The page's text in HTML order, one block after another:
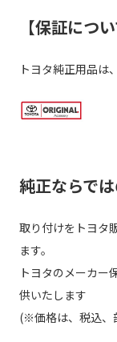
【保証につい
トヨタ純正用品は
純正ならで
取り付けをトヨタ
ます。
トヨタのメーカー
供いたします
(※価格は、税込、